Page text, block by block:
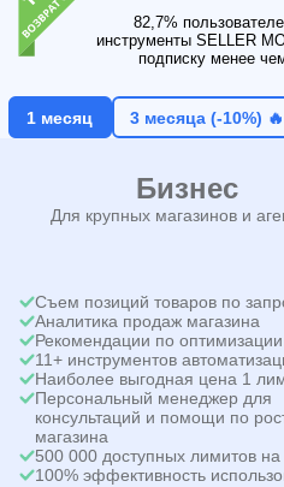
82,7%
инструменты SELLER
подписку менее
1 месяц 3 месяца (-10%) 🔥
Бизнес
Для крупных магазинов и
Съем позиций товаров по
Аналитика продаж магазина
Рекомендации по оптимизации
11+ инструментов
Наиболее выгодная цена 1
Персональный менеджер для
консультаций и помощи по
магазина
500 000 доступных лимитов
100% эффективность